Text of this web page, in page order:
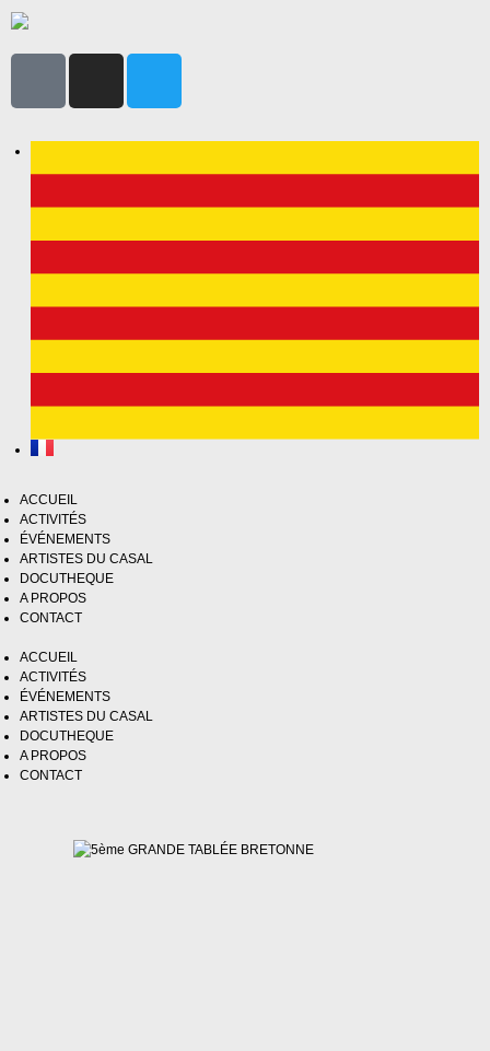
ACCUEIL
ACTIVITÉS
ÉVÉNEMENTS
ARTISTES DU CASAL
DOCUTHEQUE
A PROPOS
CONTACT
ACCUEIL
ACTIVITÉS
ÉVÉNEMENTS
ARTISTES DU CASAL
DOCUTHEQUE
A PROPOS
CONTACT